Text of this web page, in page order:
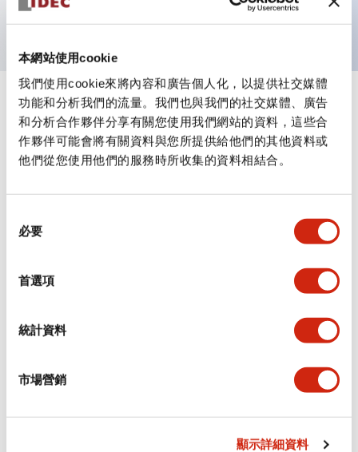
本網站使用cookie
我們使用cookie來將內容和廣告個人化，以提供社交媒體
功能和分析我們的流量。我們也與我們的社交媒體、廣告
和分析合作夥伴分享有關您使用我們網站的資料，這些合
作夥伴可能會將有關資料與您所提供給他們的其他資料或
他們從您使用他們的服務時所收集的資料相結合。
必要
首選項
統計資料
市場營銷
顯示詳細資料
防護結構為IP65（IEC60529）
規格 顯示全部
審美規範
環境規範
功能規格